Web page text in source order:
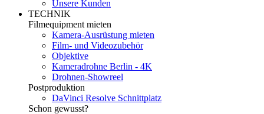
Unsere Kunden
TECHNIK
Filmequipment mieten
Kamera-Ausrüstung mieten
Film- und Videozubehör
Objektive
Kameradrohne Berlin - 4K
Drohnen-Showreel
Postproduktion
DaVinci Resolve Schnittplatz
Schon gewusst?